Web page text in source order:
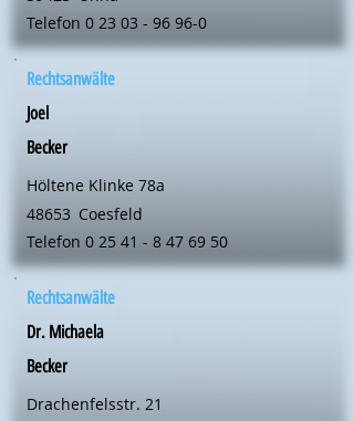
Telefon 0 23 03 - 96 96-0
Rechtsanwälte
Joel
Becker
Höltene Klinke 78a
48653 Coesfeld
Telefon 0 25 41 - 8 47 69 50
Rechtsanwälte
Dr. Michaela
Becker
Drachenfelsstr. 21